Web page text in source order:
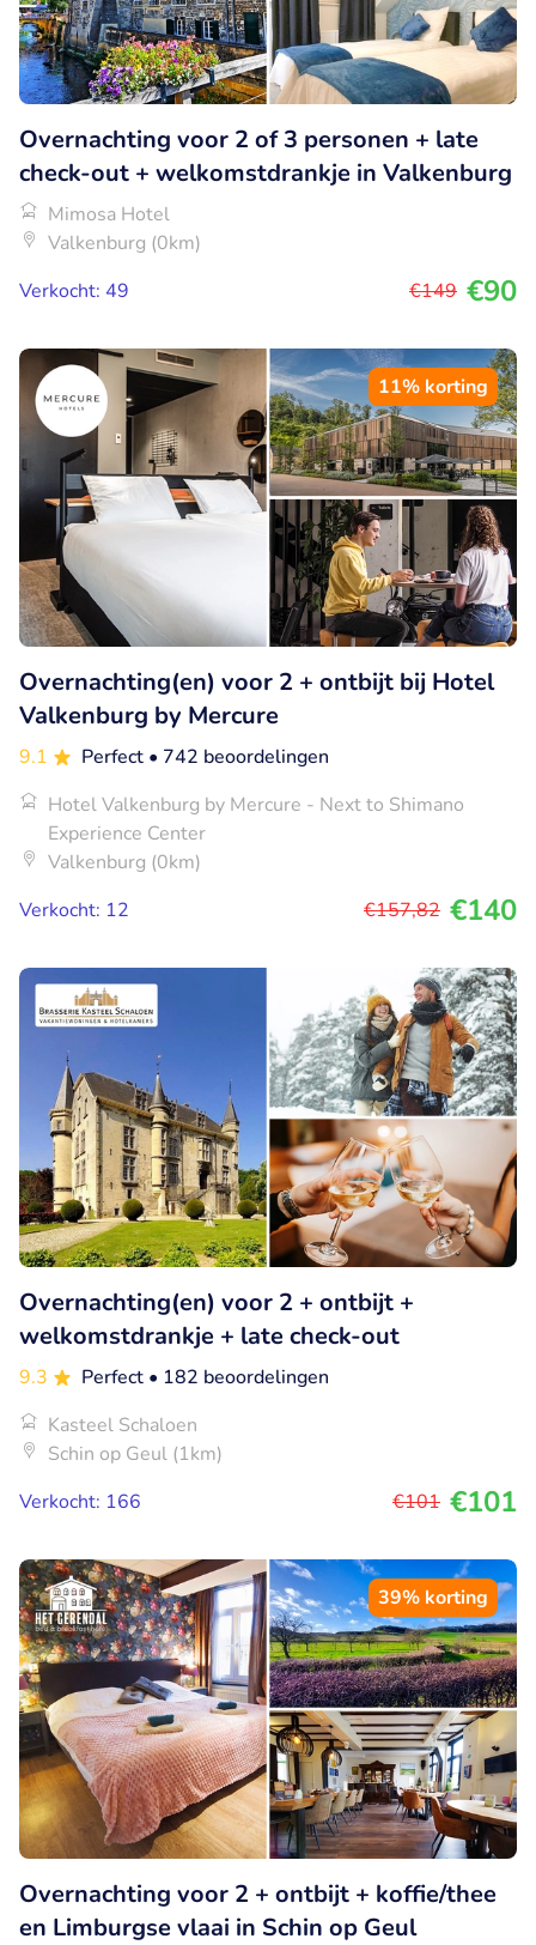
Overnachting voor 2 of 3 personen + late
check-out + welkomstdrankje in Valkenburg
Mimosa Hotel
Valkenburg (0km)
Verkocht: 49
€149 €90
11% korting
Overnachting(en) voor 2 + ontbijt bij Hotel
Valkenburg by Mercure
9.1 Perfect • 742 beoordelingen
Hotel Valkenburg by Mercure - Next to Shimano
Experience Center
Valkenburg (0km)
Verkocht: 12
€157,82 €140
Overnachting(en) voor 2 + ontbijt +
welkomstdrankje + late check-out
9.3 Perfect • 182 beoordelingen
Kasteel Schaloen
Schin op Geul (1km)
Verkocht: 166
€101 €101
39% korting
Overnachting voor 2 + ontbijt + koffie/thee
en Limburgse vlaai in Schin op Geul